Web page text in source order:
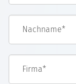
Nachname*
Firma*